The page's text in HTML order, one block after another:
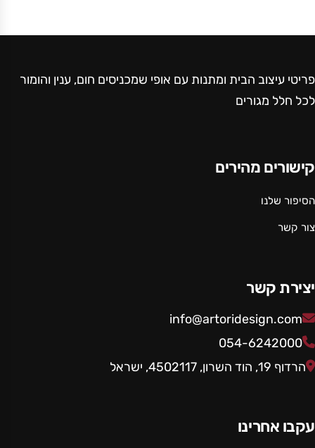
פריטי עיצוב הבית ומתנות עם אופי שמכניסים חום, ענין והומור
לכל חלל מגורים
קישורים מהירים
הסיפור שלנו
צור קשר
יצירת קשר
info@artoridesign.com
054-6242000
הרדוף 19, הוד השרון, 4502117, ישראל
עקבו אחרינו